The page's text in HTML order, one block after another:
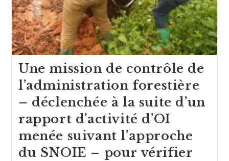
Une mission de contrôle de
l’administration forestière
– déclenchée à la suite d’un
rapport d’activité d’OI
menée suivant l’approche
du SNOIE – pour vérifier